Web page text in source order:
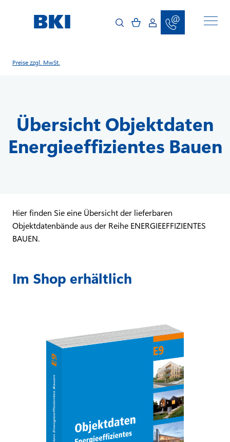
Preise zzgl. MwSt.
Übersicht Objektdaten
Energieeffizientes Bauen
Hier finden Sie eine Übersicht der lieferbaren
Objektdatenbände aus der Reihe ENERGIEEFFIZIENTES
BAUEN.
Im Shop erhältlich